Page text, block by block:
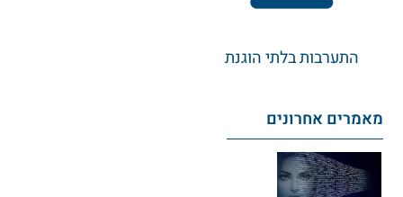
התערבות בלתי הוגנת
מאמרים אחרונים